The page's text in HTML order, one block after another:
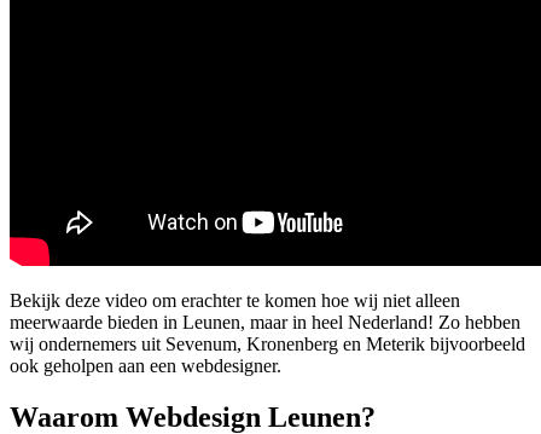
Bekijk deze video om erachter te komen hoe wij niet alleen
meerwaarde bieden in Leunen, maar in heel Nederland! Zo hebben
wij ondernemers uit Sevenum, Kronenberg en Meterik bijvoorbeeld
ook geholpen aan een webdesigner.
Waarom Webdesign Leunen?